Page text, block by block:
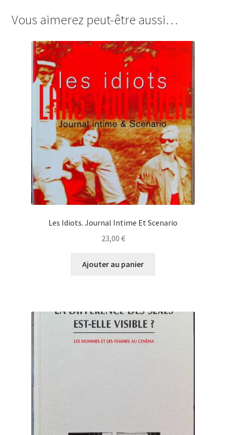
Vous aimerez peut-être aussi…
Les Idiots. Journal Intime Et Scenario
23,00 €
Ajouter au panier